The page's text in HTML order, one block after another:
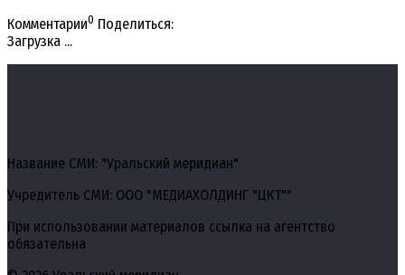
Комментарии0 Поделиться:
Загрузка ...
Название СМИ: "Уральский меридиан"
Учредитель СМИ: ООО "МЕДИАХОЛДИНГ "ЦКТ""
При использовании материалов ссылка на агентство
обязательна